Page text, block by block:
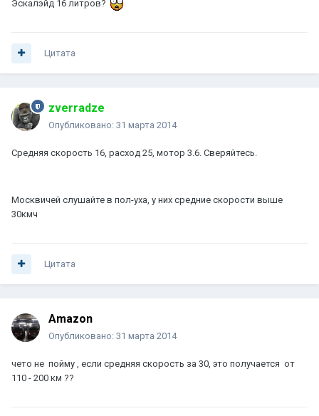
Эскалэйд 16 литров?
Цитата
zverradze
Опубликовано: 31 марта 2014
Средняя скорость 16, расход 25, мотор 3.6. Сверяйтесь.
Москвичей слушайте в пол-уха, у них средние скорости выше
30кмч
Цитата
Amazon
Опубликовано: 31 марта 2014
чето не пойму , если средняя скорость за 30, это получается от
110 - 200 км ??